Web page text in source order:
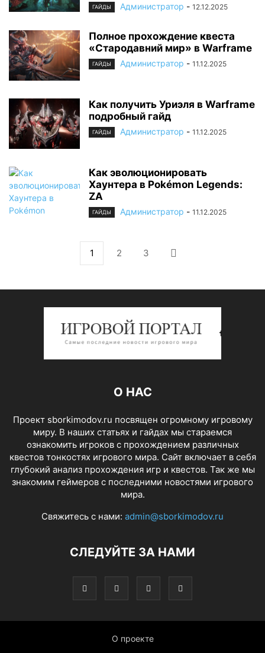
ГАЙДЫ Администратор - 12.12.2025
Полное прохождение квеста
«Стародавний мир» в Warframe
ГАЙДЫ Администратор - 11.12.2025
Как получить Уриэля в Warframe
подробный гайд
ГАЙДЫ Администратор - 11.12.2025
Как эволюционировать
Хаунтера в Pokémon Legends:
ZA
ГАЙДЫ Администратор - 11.12.2025
1 2 3
О НАС
Проект sborkimodov.ru посвящен огромному игровому
миру. В наших статьях и гайдах мы стараемся
ознакомить игроков с прохождением различных
квестов тонкостях игрового мира. Сайт включает в себя
глубокий анализ прохождения игр и квестов. Так же мы
знакомим геймеров с последними новостями игрового
мира.
Свяжитесь с нами: admin@sborkimodov.ru
СЛЕДУЙТЕ ЗА НАМИ
О проекте